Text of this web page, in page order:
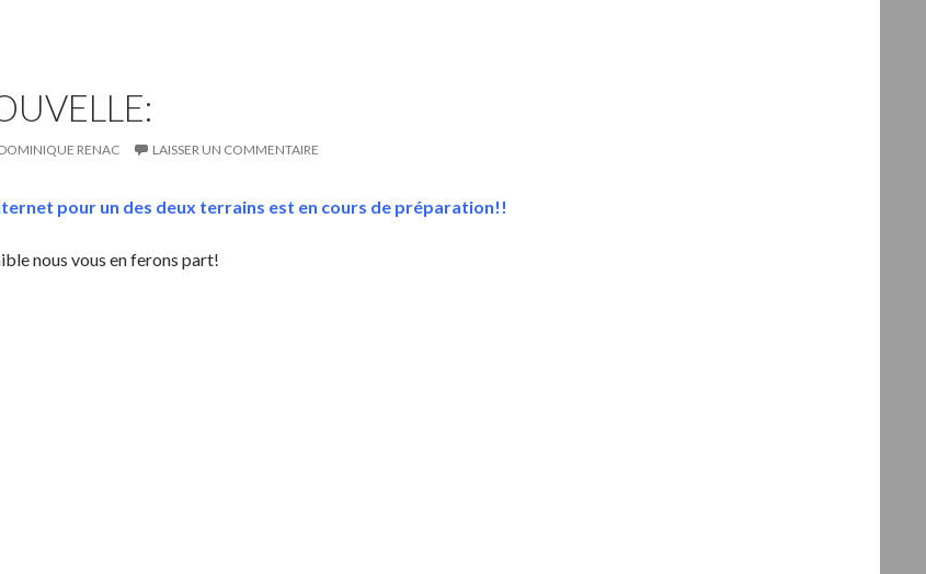
DOMINIQUE RENAC LAISSER UN COMMENTAIRE
pour un des deux terrains est en cours de préparation!!
nous vous en ferons part!